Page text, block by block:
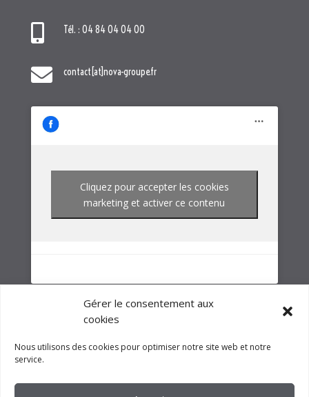
Gérer le consentement aux
cookies
Nous utilisons des cookies pour optimiser notre site web et notre
service.
Cliquez pour accepter les cookies